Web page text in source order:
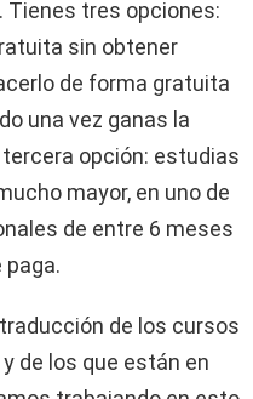
Tienes tres opciones:
sin obtener
de forma gratuita
una vez ganas la
opción: estudias
mayor, en uno de
de entre 6 meses
de los cursos
de los que están en